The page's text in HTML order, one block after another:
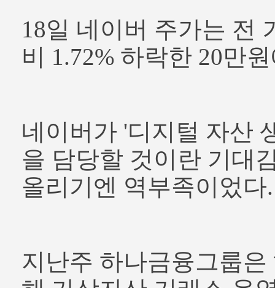
18일 네이버 주가는 전
비 1.72% 하락한 20만
네이버가 '디지털 자산
을 담당할 것이란 기대
올리기엔 역부족이었다.
지난주 하나금융그룹